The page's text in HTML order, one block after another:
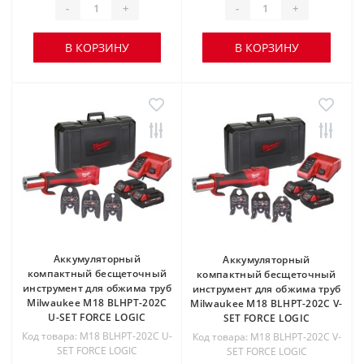
- +
В КОРЗИНУ
- +
В КОРЗИНУ
Аккумуляторный
компактный бесщеточный
инструмент для обжима труб
Milwaukee M18 BLHPT-202C
U-SET FORCE LOGIC
Код товара: M18 BLHPT-202C U-
SET FORCE LOGIC
Аккумуляторный
компактный бесщеточный
инструмент для обжима труб
Milwaukee M18 BLHPT-202C V-
SET FORCE LOGIC
Код товара: M18 BLHPT-202C V-
SET FORCE LOGIC